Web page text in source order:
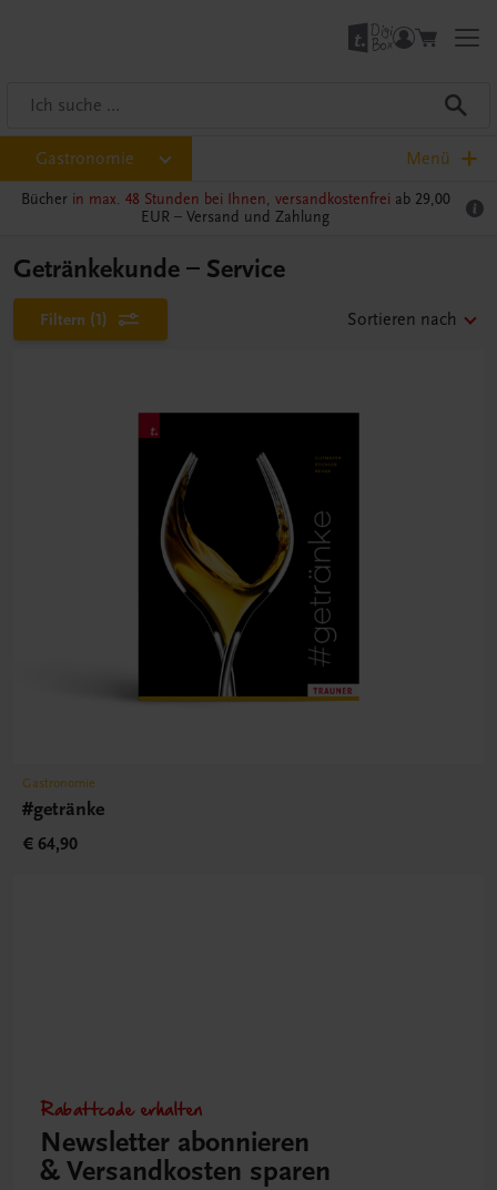
Gastronomie Menü
Bücher in max. 48 Stunden bei Ihnen, versandkostenfrei ab 29,00
EUR – Versand und Zahlung
Getränkekunde – Service
Filtern (1) Sortieren nach
Gastronomie
#getränke
€ 64,90
Rabattcode erhalten
Newsletter abonnieren
& Versandkosten sparen